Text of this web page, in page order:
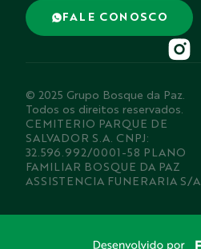
FALE CONOSCO
© 2025 Grupo Bosque da Paz.
Todos os direitos reservados.
CEMITERIO PARQUE DE
SALVADOR S.A. CNPJ:
32.596.992/0001-58 PLANO
FAMILIAR BOSQUE DA PAZ
ASSISTENCIA FUNERARIA S/A